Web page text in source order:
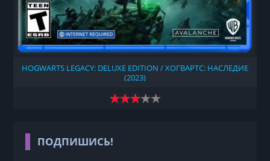
HOGWARTS LEGACY: DELUXE EDITION / ХОГВАРТС: НАСЛЕДИЕ
(2023)
ПОДПИШИСЬ!